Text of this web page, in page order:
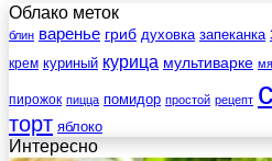
Облако меток
блин варенье гриб духовка запеканка
крем куриный курица мультиварке
пирожок пицца помидор простой рецепт
торт яблоко
Интересно